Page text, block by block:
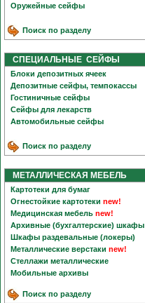
Оружейные сейфы
Поиск по разделу
СПЕЦИАЛЬНЫЕ СЕЙФЫ
Блоки депозитных ячеек
Депозитные сейфы, темпокассы
Гостиничные сейфы
Сейфы для лекарств
Автомобильные сейфы
Поиск по разделу
МЕТАЛЛИЧЕСКАЯ МЕБЕЛЬ
Картотеки для бумаг
Огнестойкие картотеки new!
Медицинская мебель new!
Архивные (бухгалтерские) шкафы
Шкафы раздевальные (локеры)
Металлические верстаки new!
Стеллажи металлические
Мобильные архивы
Поиск по разделу